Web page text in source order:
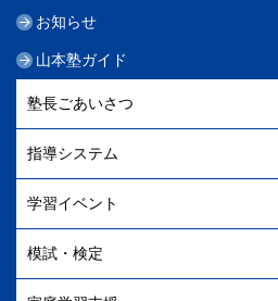
お知らせ
山本塾ガイド
塾長ごあいさつ
指導システム
学習イベント
模試・検定